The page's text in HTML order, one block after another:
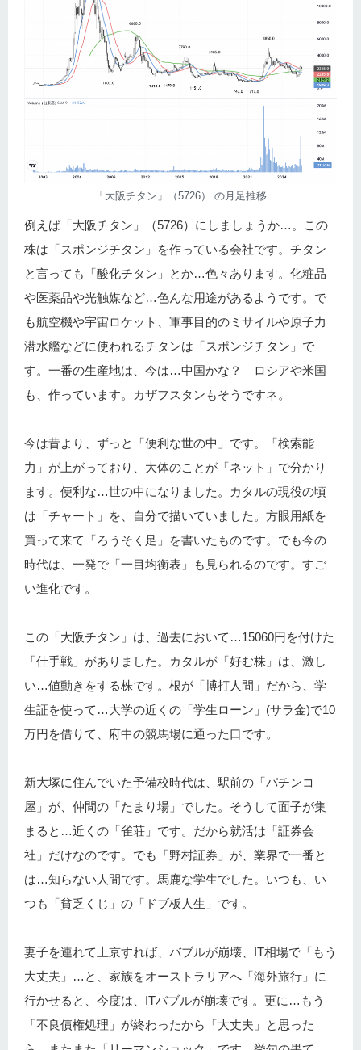
「大阪チタン」（5726） の月足推移
例えば「大阪チタン」（5726）にしましょうか…。この
株は「スポンジチタン」を作っている会社です。チタン
と言っても「酸化チタン」とか…色々あります。化粧品
や医薬品や光触媒など…色んな用途があるようです。で
も航空機や宇宙ロケット、軍事目的のミサイルや原子力
潜水艦などに使われるチタンは「スポンジチタン」で
す。一番の生産地は、今は…中国かな？ ロシアや米国
も、作っています。カザフスタンもそうですネ。
今は昔より、ずっと「便利な世の中」です。「検索能
力」が上がっており、大体のことが「ネット」で分かり
ます。便利な…世の中になりました。カタルの現役の頃
は「チャート」を、自分で描いていました。方眼用紙を
買って来て「ろうそく足」を書いたものです。でも今の
時代は、一発で「一目均衡表」も見られるのです。すご
い進化です。
この「大阪チタン」は、過去において…15060円を付けた
「仕手戦」がありました。カタルが「好む株」は、激し
い…値動きをする株です。根が「博打人間」だから、学
生証を使って…大学の近くの「学生ローン」(サラ金)で10
万円を借りて、府中の競馬場に通った口です。
新大塚に住んでいた予備校時代は、駅前の「パチンコ
屋」が、仲間の「たまり場」でした。そうして面子が集
まると…近くの「雀荘」です。だから就活は「証券会
社」だけなのです。でも「野村証券」が、業界で一番と
は…知らない人間です。馬鹿な学生でした。いつも、い
つも「貧乏くじ」の「ドブ板人生」です。
妻子を連れて上京すれば、バブルが崩壊、IT相場で「もう
大丈夫」…と、家族をオーストラリアへ「海外旅行」に
行かせると、今度は、ITバブルが崩壊です。更に…もう
「不良債権処理」が終わったから「大丈夫」と思った